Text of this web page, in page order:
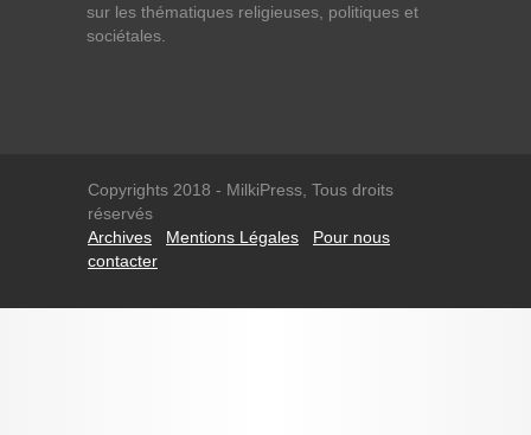
sur les thématiques religieuses, politiques et
sociétales.
Copyrights 2018 - MilkiPress, Tous droits
réservés
Archives
Mentions Légales
Pour nous
contacter